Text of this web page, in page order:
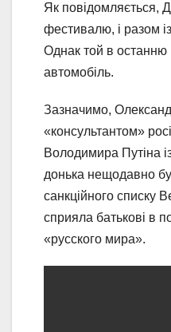
Як повідомляється,
фестивалю, і разом
Однак той в останню
автомобіль.
Зазначимо,
«консультантом»
Володимира Путіна
донька нещодавно
санкційного списку
сприяла батькові в
«русского мира».